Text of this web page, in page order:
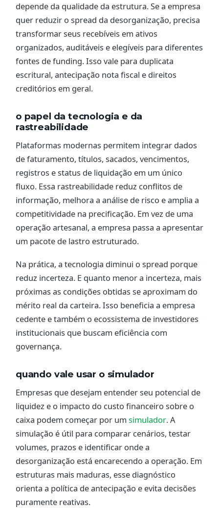
depende da qualidade da estrutura. Se a empresa
quer reduzir o spread da desorganização, precisa
transformar seus recebíveis em ativos
organizados, auditáveis e elegíveis para diferentes
fontes de funding. Isso vale para duplicata
escritural, antecipação nota fiscal e direitos
creditórios em geral.
o papel da tecnologia e da
rastreabilidade
Plataformas modernas permitem integrar dados
de faturamento, títulos, sacados, vencimentos,
registros e status de liquidação em um único
fluxo. Essa rastreabilidade reduz conflitos de
informação, melhora a análise de risco e amplia a
competitividade na precificação. Em vez de uma
operação artesanal, a empresa passa a apresentar
um pacote de lastro estruturado.
Na prática, a tecnologia diminui o spread porque
reduz incerteza. E quanto menor a incerteza, mais
próximas as condições obtidas se aproximam do
mérito real da carteira. Isso beneficia a empresa
cedente e também o ecossistema de investidores
institucionais que buscam eficiência com
governança.
quando vale usar o simulador
Empresas que desejam entender seu potencial de
liquidez e o impacto do custo financeiro sobre o
caixa podem começar por um simulador. A
simulação é útil para comparar cenários, testar
volumes, prazos e identificar onde a
desorganização está encarecendo a operação. Em
estruturas mais maduras, esse diagnóstico
orienta a política de antecipação e evita decisões
puramente reativas.